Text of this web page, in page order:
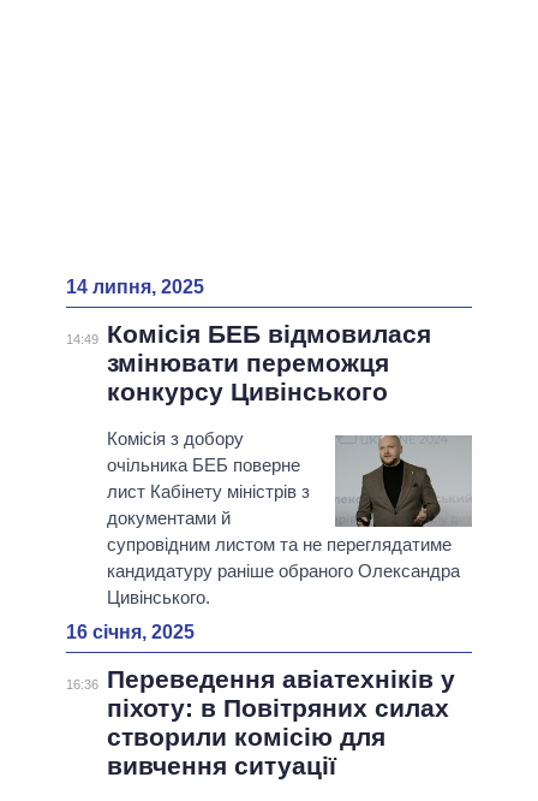
14 липня, 2025
14:49
Комісія БЕБ відмовилася
змінювати переможця
конкурсу Цивінського
Комісія з добору
очільника БЕБ поверне
лист Кабінету міністрів з
документами й
супровідним листом та не переглядатиме
кандидатуру раніше обраного Олександра
Цивінського.
16 січня, 2025
16:36
Переведення авіатехніків у
піхоту: в Повітряних силах
створили комісію для
вивчення ситуації